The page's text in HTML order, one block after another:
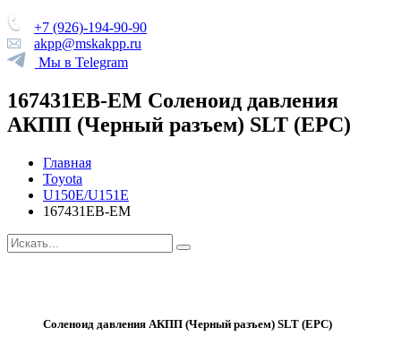
+7 (926)-194-90-90
akpp@mskakpp.ru
Мы в Telegram
167431EB-EM Соленоид давления
АКПП (Черный разъем) SLT (EPC)
Главная
Toyota
U150E/U151E
167431EB-EM
Соленоид давления АКПП (Черный разъем) SLT (EPC)